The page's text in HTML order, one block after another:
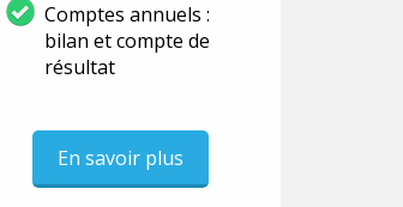
Comptes annuels :
bilan et compte de
résultat
En savoir plus